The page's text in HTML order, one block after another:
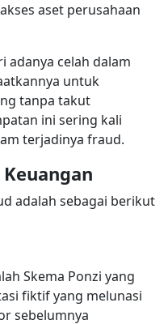
aset perusahaan
adanya celah dalam
untuk
tanpa takut
ini sering kali
terjadinya fraud.
adalah sebagai berikut
Skema Ponzi yang
fiktif yang melunasi
sebelumnya